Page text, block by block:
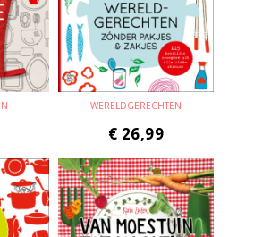
WERELDGERECHTEN
€ 26,99